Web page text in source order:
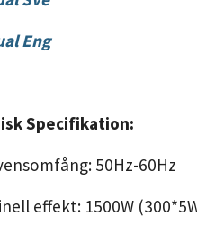
Eng
Specifikation:
50Hz-60Hz
effekt: 1500W